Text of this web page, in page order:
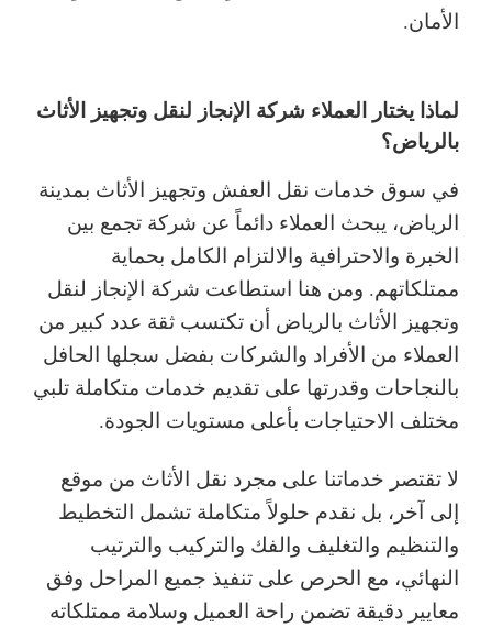
الأمان.
لماذا يختار العملاء شركة الإنجاز لنقل وتجهيز الأثاث
بالرياض؟
في سوق خدمات نقل العفش وتجهيز الأثاث بمدينة
الرياض، يبحث العملاء دائماً عن شركة تجمع بين
الخبرة والاحترافية والالتزام الكامل بحماية
ممتلكاتهم. ومن هنا استطاعت شركة الإنجاز لنقل
وتجهيز الأثاث بالرياض أن تكتسب ثقة عدد كبير من
العملاء من الأفراد والشركات بفضل سجلها الحافل
بالنجاحات وقدرتها على تقديم خدمات متكاملة تلبي
مختلف الاحتياجات بأعلى مستويات الجودة.
لا تقتصر خدماتنا على مجرد نقل الأثاث من موقع
إلى آخر، بل نقدم حلولاً متكاملة تشمل التخطيط
والتنظيم والتغليف والفك والتركيب والترتيب
النهائي، مع الحرص على تنفيذ جميع المراحل وفق
معايير دقيقة تضمن راحة العميل وسلامة ممتلكاته